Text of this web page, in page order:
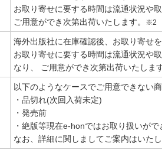
お取り寄せに要する時間は流通状況や
ご用意ができ次第出荷いたします。
※2
海外出版社に在庫確認後、お取り寄せを
お取り寄せに要する時間は流通状況や
なり、 ご用意ができ次第出荷いたしま
以下のようなケースでご用意できない商
・品切れ(次回入荷未定)
・発売前
・絶版等現在e-honではお取り扱いがで
なお、詳細に関しましてご案内はいたし